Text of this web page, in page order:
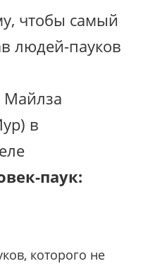
чтобы самый
людей-пауков
Майлза
в
паук:
которого не